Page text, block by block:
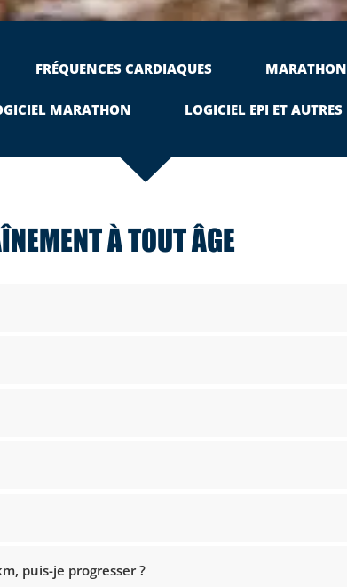
FRÉQUENCES CARDIAQUES MARATHON
MARATHON LOGICIEL EPI ET AUTRES
À TOUT ÂGE
puis-je progresser ?